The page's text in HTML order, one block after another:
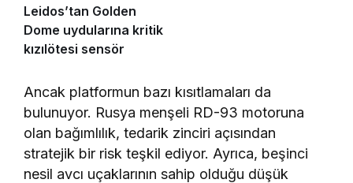
Leidos’tan Golden
Dome uydularına kritik
kızılötesi sensör
Ancak platformun bazı kısıtlamaları da
bulunuyor. Rusya menşeli RD-93 motoruna
olan bağımlılık, tedarik zinciri açısından
stratejik bir risk teşkil ediyor. Ayrıca, beşinci
nesil avcı uçaklarının sahip olduğu düşük